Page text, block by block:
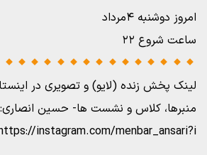
امروز دوشنبه ۴مرداد
ساعت شروع ۲۲
لینک پخش زنده (لایو) و تصویری در
منبرها، کلاس و نشست ها- حسین انصاری:
instagram.com/menbar_ansari?i